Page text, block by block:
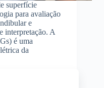
superfície
para avaliação
e
interpretação. A
é uma
da